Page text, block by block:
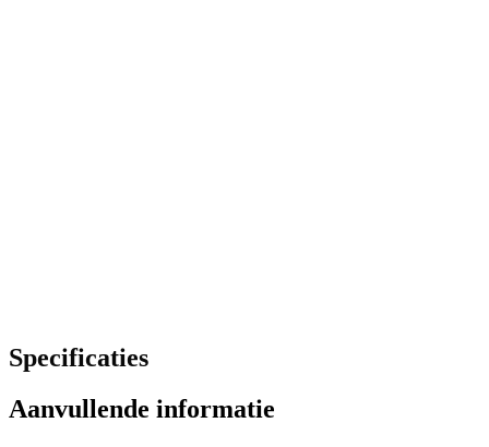
Specificaties
Aanvullende informatie